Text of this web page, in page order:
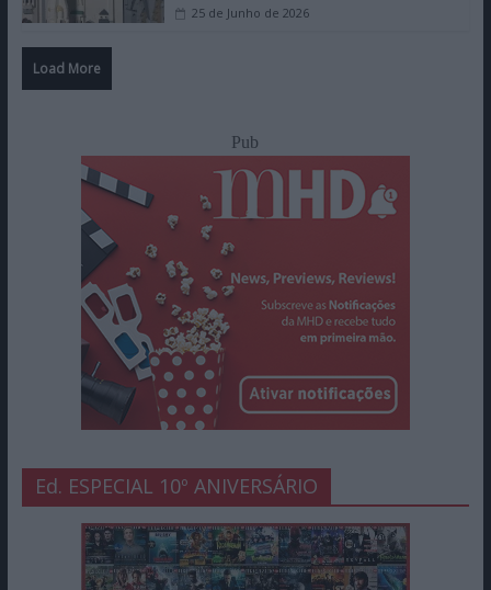
25 de Junho de 2026
Load More
Pub
Ed. ESPECIAL 10º ANIVERSÁRIO